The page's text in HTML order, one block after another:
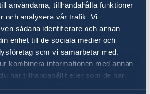
användarna, tillhandahålla funktioner
och analysera vår trafik. Vi
sådana identifierare och annan
enhet till de sociala medier och
som vi samarbetar med.
kombinera informationen med annan
har tillhandahållit eller som de har
använt deras tjänster.
världens största humanitära
har vi stora kärnstöd till både
Rödakors- och
Stöden är
humanitära
kapacitet och beredskap att
till, utan att invänta